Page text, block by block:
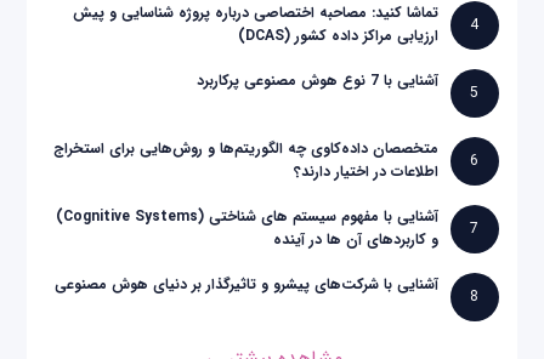
4
تماشا کنید: مصاحبه اختصاصی درباره پروژه شناسایی و پیش
ارزیابی مراکز داده کشور (DCAS)
5
آشنایی با 7 نوع هوش مصنوعی پرکاربرد
6
متخصصان داده‌کاوی چه الگوریتم‌ها و روش‌هایی برای استخراج
اطلاعات در اختیار دارند؟
7
آشنایی با مفهوم سیستم های شناختی (Cognitive Systems)
و کاربردهای آن ها در آینده
8
آشنایی با شرکت‌های پیشرو و تاثیرگذار بر دنیای هوش مصنوعی